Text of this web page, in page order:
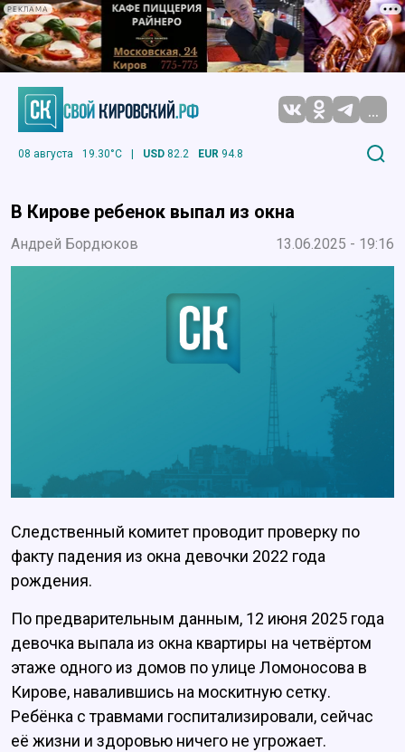
РЕКЛАМА
...
08 августа 19.30°C | USD 82.2 EUR 94.8
В Кирове ребенок выпал из окна
Андрей Бордюков 13.06.2025 - 19:16
Следственный комитет проводит проверку по
факту падения из окна девочки 2022 года
рождения.
По предварительным данным, 12 июня 2025 года
девочка выпала из окна квартиры на четвёртом
этаже одного из домов по улице Ломоносова в
Кирове, навалившись на москитную сетку.
Ребёнка с травмами госпитализировали, сейчас
её жизни и здоровью ничего не угрожает.